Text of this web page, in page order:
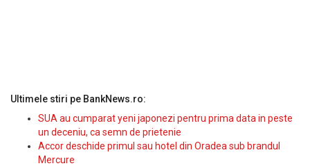
Ultimele stiri pe BankNews.ro:
SUA au cumparat yeni japonezi pentru prima data in peste
un deceniu, ca semn de prietenie
Accor deschide primul sau hotel din Oradea sub brandul
Mercure